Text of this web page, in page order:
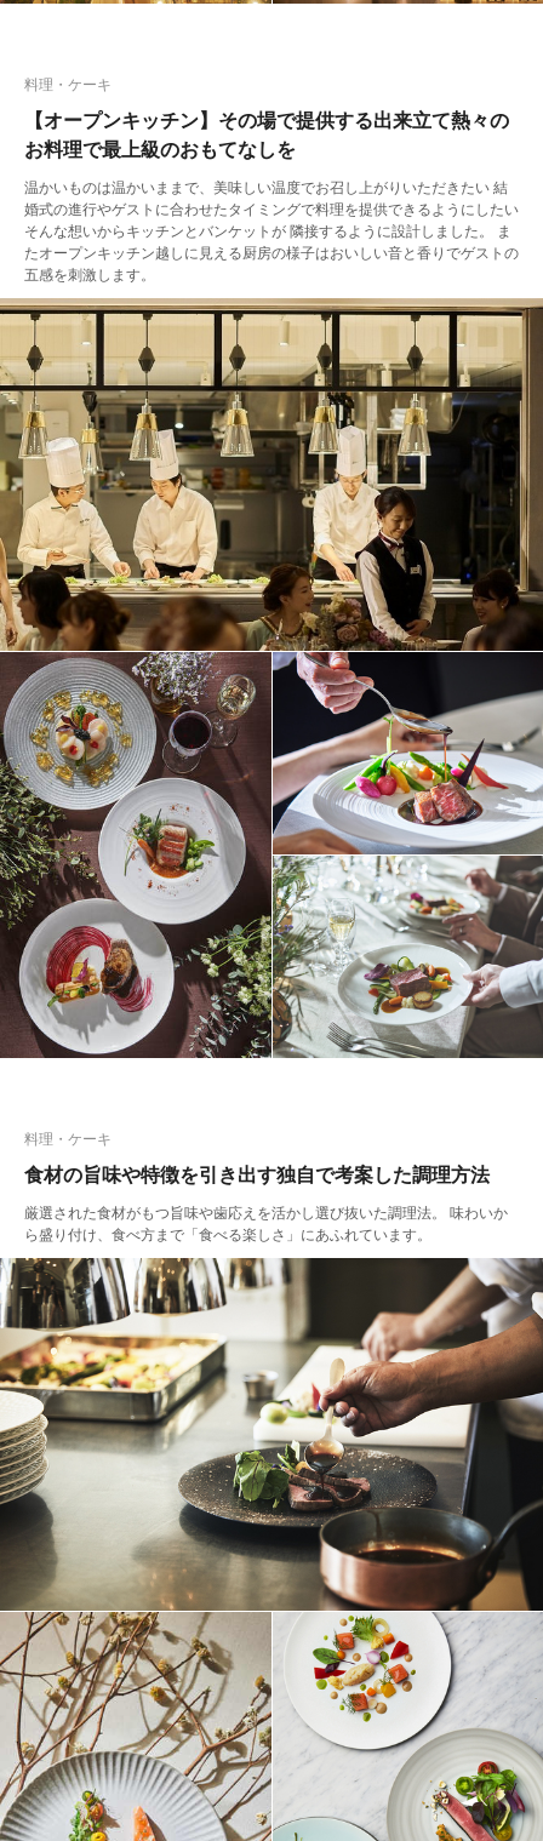
【オープンキッチン】その場で提供する出来立て熱々の
お料理で最上級のおもてなしを
温かいものは温かいままで、美味しい温度でお召し上がりいただきたい 結
婚式の進行やゲストに合わせたタイミングで料理を提供できるようにしたい
そんな想いからキッチンとバンケットが 隣接するように設計しました。 ま
たオープンキッチン越しに見える厨房の様子はおいしい音と香りでゲストの
五感を刺激します。
料理・ケーキ
食材の旨味や特徴を引き出す独自で考案した調理方法
厳選された食材がもつ旨味や歯応えを活かし選び抜いた調理法。 味わいか
ら盛り付け、食べ方まで「食べる楽しさ」にあふれています。
料理・ケーキ